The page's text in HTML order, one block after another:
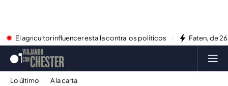
El agricultor influencer estalla contra los políticos Faten, de
Lo último A la carta